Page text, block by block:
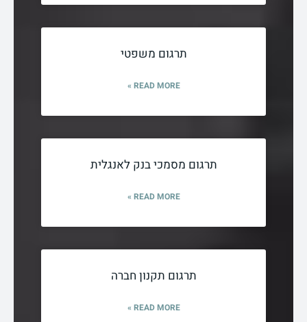
תרגום משפטי
READ MORE »
תרגום מסמכי בנק לאנגלית
READ MORE »
תרגום תקנון חברה
READ MORE »